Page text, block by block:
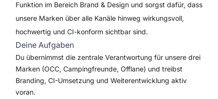
Funktion im Bereich Brand & Design und sorgst dafür, dass
unsere Marken über alle Kanäle hinweg wirkungsvoll,
hochwertig und CI-konform sichtbar sind.
Deine Aufgaben
Du übernimmst die zentrale Verantwortung für unsere drei
Marken (OCC, Campingfreunde, Offlane) und treibst
Branding, CI-Umsetzung und Weiterentwicklung aktiv
voran.